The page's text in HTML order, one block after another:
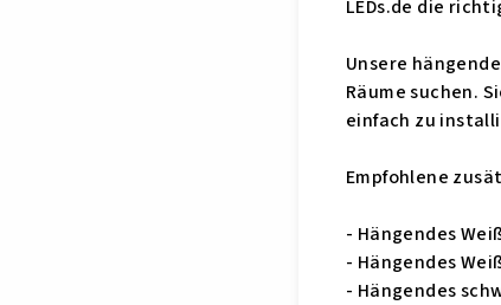
LEDs.de die
Unsere
Räume suchen.
einfach zu
Empfohlene
- Hängendes
- Hängendes
- Hängendes